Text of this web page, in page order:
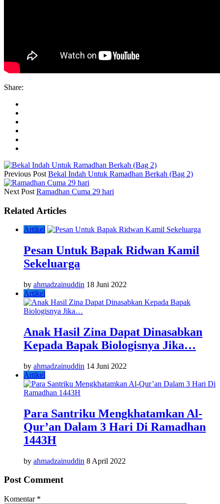
Share:
Previous Post Bekal Indah Untuk Ramadhan Berkah (Bag 2)
Next Post Ramadhan Cuma 29 hari
Related Articles
Artikel
Pesan Untuk Bapak Ridwan Kamil
Sekeluarga
by ahmadzainuddin 18 Juni 2022
Artikel
Anak Hasil Zina Dapat Dinasabkan
Kepada Bapak Biologisnya Jika…
by ahmadzainuddin 14 Juni 2022
Artikel
Para Santriku Mengkhatamkan Al-
Qur’an Dalam 3 Hari Di Ramadhan
1443H
by ahmadzainuddin 8 April 2022
Post Comment
Komentar *